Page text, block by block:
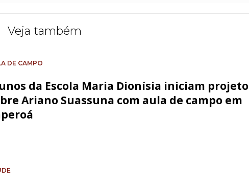
Veja também
DE CAMPO
da Escola Maria Dionísia iniciam projeto
Ariano Suassuna com aula de campo em